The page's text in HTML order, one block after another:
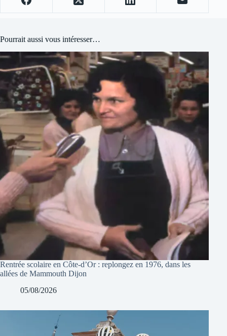
Pourrait aussi vous intéresser…
Rentrée scolaire en Côte-d’Or : replongez en 1976, dans les
allées de Mammouth Dijon
05/08/2026